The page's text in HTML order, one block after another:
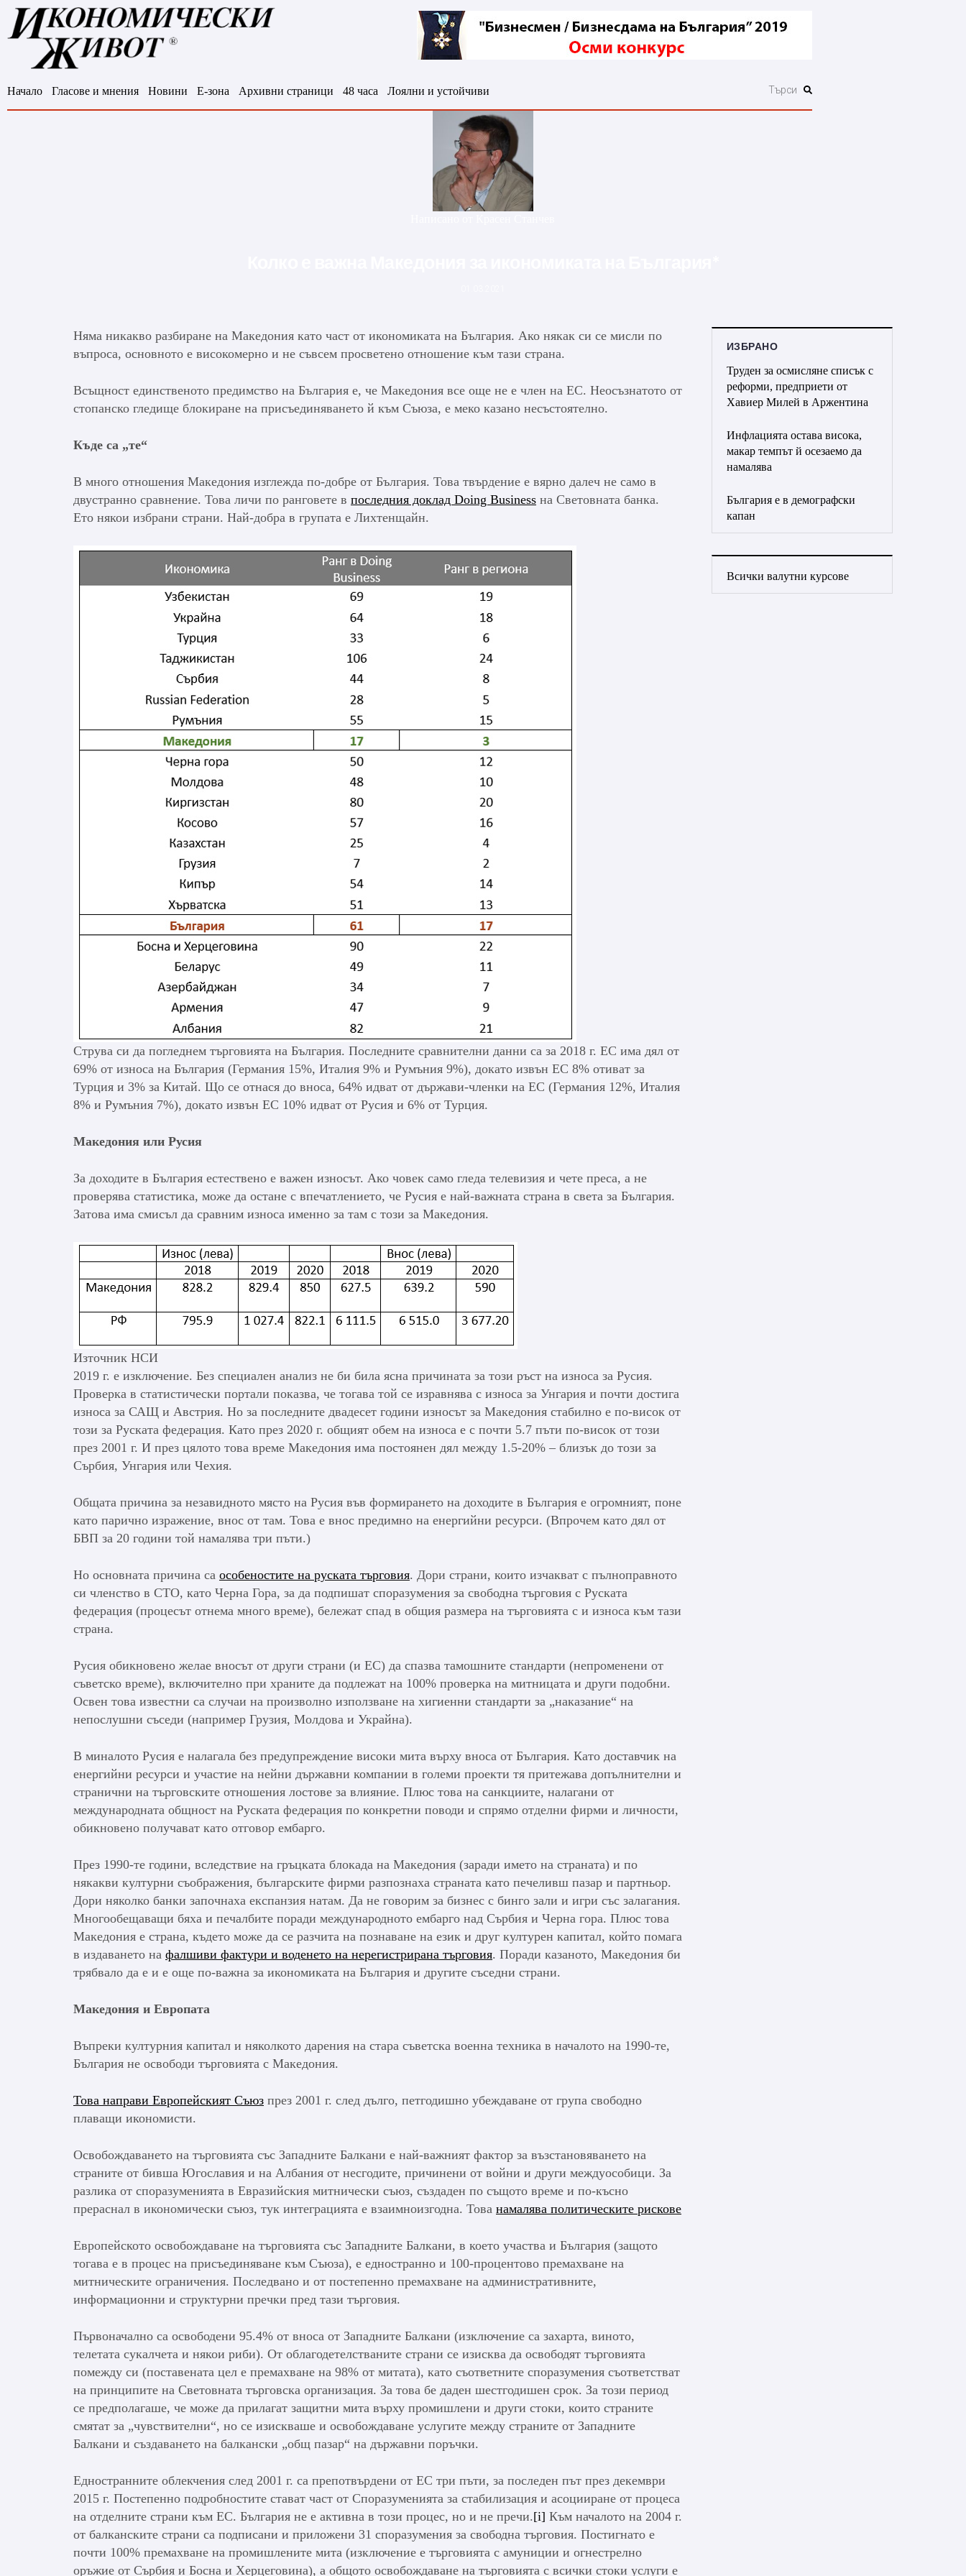
Начало Гласове и мнения Новини Е-зона Архивни страници 48 часа Лоялни и устойчиви
Няма никакво разбиране на Македония като част от икономиката на България. Ако някак си се мисли по
въпроса, основното е високомерно и не съвсем просветено отношение към тази страна.
Всъщност единственото предимство на България е, че Македония все още не е член на ЕС. Неосъзнатото от
стопанско гледище блокиране на присъединяването й към Съюза, е меко казано несъстоятелно.
Къде са „те“
В много отношения Македония изглежда по-добре от България. Това твърдение е вярно далеч не само в
двустранно сравнение. Това личи по ранговете в последния доклад Doing Business на Световната банка.
Ето някои избрани страни. Най-добра в групата е Лихтенщайн.
Струва си да погледнем търговията на България. Последните сравнителни данни са за 2018 г. ЕС има дял от
69% от износа на България (Германия 15%, Италия 9% и Румъния 9%), докато извън ЕС 8% отиват за
Турция и 3% за Китай. Що се отнася до вноса, 64% идват от държави-членки на ЕС (Германия 12%, Италия
8% и Румъния 7%), докато извън ЕС 10% идват от Русия и 6% от Турция.
Македония или Русия
За доходите в България естествено е важен износът. Ако човек само гледа телевизия и чете преса, а не
проверява статистика, може да остане с впечатлението, че Русия е най-важната страна в света за България.
Затова има смисъл да сравним износа именно за там с този за Македония.
Източник НСИ
2019 г. е изключение. Без специален анализ не би била ясна причината за този ръст на износа за Русия.
Проверка в статистически портали показва, че тогава той се изравнява с износа за Унгария и почти достига
износа за САЩ и Австрия. Но за последните двадесет години износът за Македония стабилно е по-висок от
този за Руската федерация. Като през 2020 г. общият обем на износа е с почти 5.7 пъти по-висок от този
през 2001 г. И през цялото това време Македония има постоянен дял между 1.5-20% – близък до този за
Сърбия, Унгария или Чехия.
Общата причина за незавидното място на Русия във формирането на доходите в България е огромният, поне
като парично изражение, внос от там. Това е внос предимно на енергийни ресурси. (Впрочем като дял от
БВП за 20 години той намалява три пъти.)
Но основната причина са особеностите на руската търговия. Дори страни, които изчакват с пълноправното
си членство в СТО, като Черна Гора, за да подпишат споразумения за свободна търговия с Руската
федерация (процесът отнема много време), бележат спад в общия размера на търговията с и износа към тази
страна.
Русия обикновено желае вносът от други страни (и ЕС) да спазва тамошните стандарти (непроменени от
съветско време), включително при храните да подлежат на 100% проверка на митницата и други подобни.
Освен това известни са случаи на произволно използване на хигиенни стандарти за „наказание“ на
непослушни съседи (например Грузия, Молдова и Украйна).
В миналото Русия е налагала без предупреждение високи мита върху вноса от България. Като доставчик на
енергийни ресурси и участие на нейни държавни компании в големи проекти тя притежава допълнителни и
странични на търговските отношения лостове за влияние. Плюс това на санкциите, налагани от
международната общност на Руската федерация по конкретни поводи и спрямо отделни фирми и личности,
обикновено получават като отговор ембарго.
През 1990-те години, вследствие на гръцката блокада на Македония (заради името на страната) и по
някакви културни съображения, българските фирми разпознаха страната като печеливш пазар и партньор.
Дори няколко банки започнаха експанзия натам. Да не говорим за бизнес с бинго зали и игри със залагания.
Многообещаващи бяха и печалбите поради международното ембарго над Сърбия и Черна гора. Плюс това
Македония е страна, където може да се разчита на познаване на език и друг културен капитал, който помага
в издаването на фалшиви фактури и воденето на нерегистрирана търговия. Поради казаното, Македония би
трябвало да е и е още по-важна за икономиката на България и другите съседни страни.
Македония и Европата
Въпреки културния капитал и няколкото дарения на стара съветска военна техника в началото на 1990-те,
България не освободи търговията с Македония.
Това направи Европейският Съюз през 2001 г. след дълго, петгодишно убеждаване от група свободно
плаващи икономисти.
Освобождаването на търговията със Западните Балкани е най-важният фактор за възстановяването на
страните от бивша Югославия и на Албания от несгодите, причинени от войни и други междуособици. За
разлика от споразуменията в Евразийския митнически съюз, създаден по същото време и по-късно
прераснал в икономически съюз, тук интеграцията е взаимноизгодна. Това намалява политическите рискове
Европейското освобождаване на търговията със Западните Балкани, в което участва и България (защото
тогава е в процес на присъединяване към Съюза), е едностранно и 100-процентово премахване на
митническите ограничения. Последвано и от постепенно премахване на административните,
информационни и структурни пречки пред тази търговия.
Първоначално са освободени 95.4% от вноса от Западните Балкани (изключение са захарта, виното,
телетата сукалчета и някои риби). От облагодетелстваните страни се изисква да освободят търговията
помежду си (поставената цел е премахване на 98% от митата), като съответните споразумения съответстват
на принципите на Световната търговска организация. За това бе даден шестгодишен срок. За този период
се предполагаше, че може да прилагат защитни мита върху промишлени и други стоки, които страните
смятат за „чувствителни“, но се изискваше и освобождаване услугите между страните от Западните
Балкани и създаването на балкански „общ пазар“ на държавни поръчки.
Едностранните облекчения след 2001 г. са препотвърдени от ЕС три пъти, за последен път през декември
2015 г. Постепенно подробностите стават част от Споразуменията за стабилизация и асоцииране от процеса
на отделните страни към ЕС. България не е активна в този процес, но и не пречи.[i] Към началото на 2004 г.
от балканските страни са подписани и приложени 31 споразумения за свободна търговия. Постигнато е
почти 100% премахване на промишлените мита (изключение е търговията с амуниции и огнестрелно
оръжие от Сърбия и Босна и Херцеговина), а общото освобождаване на търговията с всички стоки услуги е
ИЗБРАНО
Труден за осмисляне списък с
реформи, предприети от
Хавиер Милей в Аржентина
Инфлацията остава висока,
макар темпът й осезаемо да
намалява
България е в демографски
капан
Всички валутни курсове